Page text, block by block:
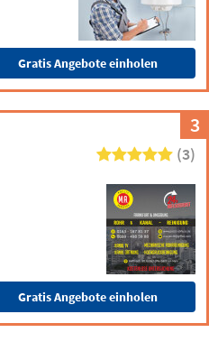
Gratis Angebote einholen
3
(3)
Gratis Angebote einholen